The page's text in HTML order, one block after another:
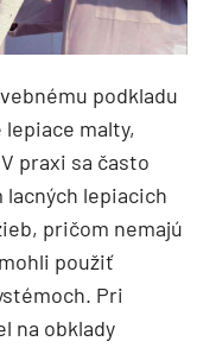
podkladu
lepiace malty,
praxi sa často
lepiacich
pričom nemajú
použiť
Pri
na obklady